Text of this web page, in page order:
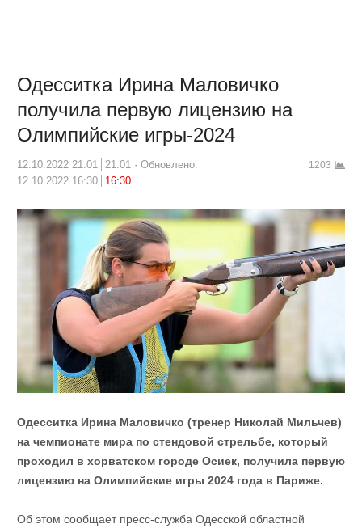
Одесситка Ирина Маловичко
получила первую лицензию на
Олимпийские игры-2024
12.10.2022 21:01 21:01
Обновлено:
12.10.2022 16:30
16:30
1203
Одесситка Ирина Маловичко (тренер Николай Мильчев)
на чемпионате мира по стендовой стрельбе, который
проходил в хорватском городе Осиек, получила первую
лицензию на Олимпийские игры 2024 года в Париже.
Об этом сообщает пресс-служба Одесской областной